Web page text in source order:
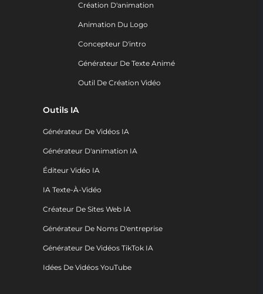
Création D'animation
Animation Du Logo
Concepteur D'intro
Générateur De Texte Animé
Outil De Création Vidéo
Outils IA
Générateur De Vidéos IA
Générateur D'animation IA
Éditeur Vidéo IA
IA Texte-À-Vidéo
Créateur De Sites Web IA
Générateur De Noms D'entreprise
Générateur De Vidéos TikTok IA
Idées De Vidéos YouTube